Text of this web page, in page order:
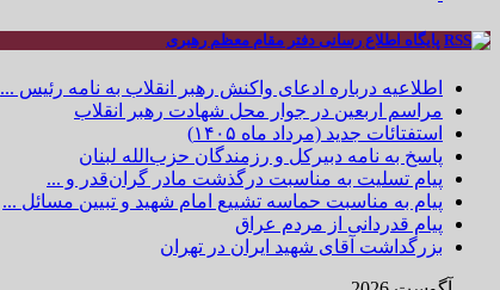
پایگاه اطلاع رسانی دفتر مقام معظم رهبری
اطلاعیه درباره ادعای واکنش رهبر انقلاب به نامه رئیس ...
مراسم اربعین در جوار محل شهادت رهبر انقلاب
استفتائات جدید (مرداد ماه ۱۴۰۵)
پاسخ به نامه دبیرکل و رزمندگان حزب‌الله لبنان
پیام تسلیت به مناسبت درگذشت مادر گران‌قدر و ...
پیام به مناسبت حماسه تشییع امام شهید و تبیین مسائل ...
پیام قدردانی از مردم عراق
بزرگداشت آقای شهید ایران در تهران